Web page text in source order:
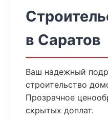
в Саратов
Ваш надежный
строительство
Прозрачное
скрытых доплат.